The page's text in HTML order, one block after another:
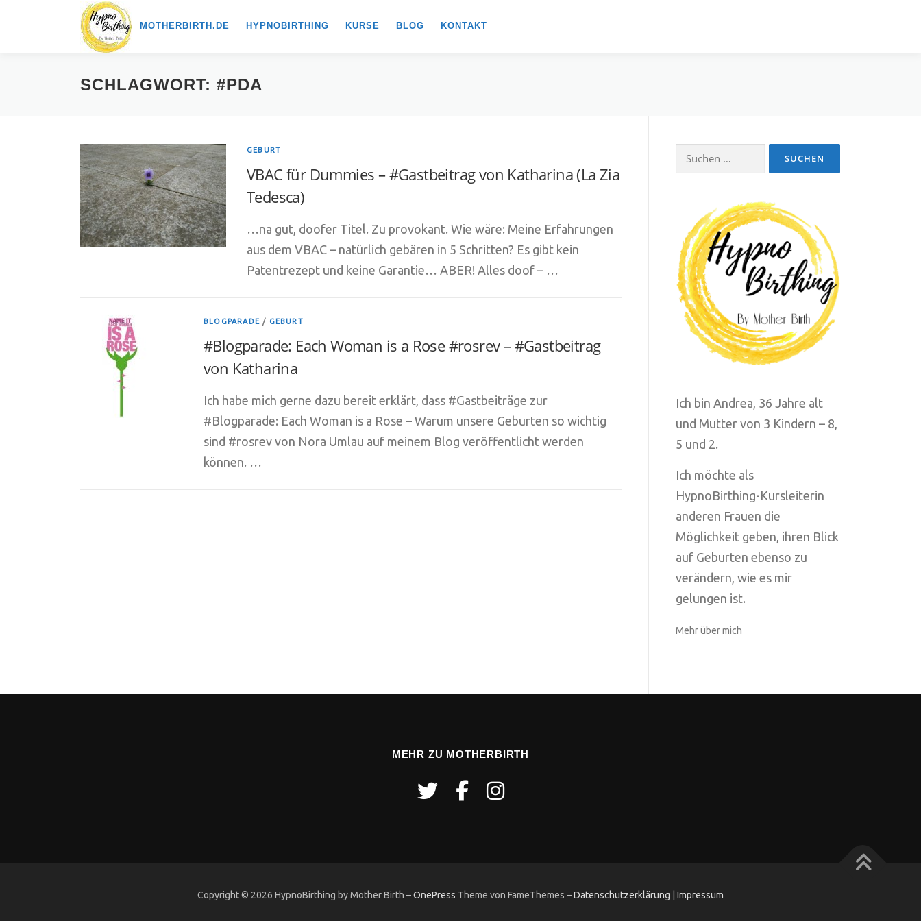
springen
MOTHERBIRTH.DE HYPNOBIRTHING KURSE BLOG KONTAKT
SCHLAGWORT: #PDA
GEBURT
VBAC für Dummies – #Gastbeitrag von Katharina (La Zia
Tedesca)
…na gut, doofer Titel. Zu provokant. Wie wäre: Meine Erfahrungen
aus dem VBAC – natürlich gebären in 5 Schritten? Es gibt kein
Patentrezept und keine Garantie… ABER! Alles doof – …
BLOGPARADE / GEBURT
#Blogparade: Each Woman is a Rose #rosrev – #Gastbeitrag
von Katharina
Ich habe mich gerne dazu bereit erklärt, dass #Gastbeiträge zur
#Blogparade: Each Woman is a Rose – Warum unsere Geburten so wichtig
sind #rosrev von Nora Umlau auf meinem Blog veröffentlicht werden
können. …
Suchen
Ich bin Andrea, 36 Jahre alt
und Mutter von 3 Kindern – 8,
5 und 2.
Ich möchte als
HypnoBirthing-Kursleiterin
anderen Frauen die
Möglichkeit geben, ihren Blick
auf Geburten ebenso zu
verändern, wie es mir
gelungen ist.
Mehr über mich
MEHR ZU MOTHERBIRTH
Copyright © 2026 HypnoBirthing by Mother Birth –OnePress Theme von FameThemes –Datenschutzerklärung Impressum